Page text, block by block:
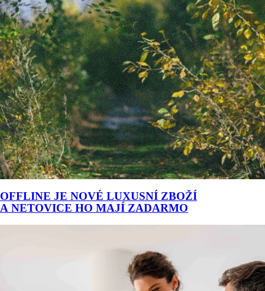
OFFLINE JE NOVÉ LUXUSNÍ ZBOŽÍ
A NETOVICE HO MAJÍ ZADARMO